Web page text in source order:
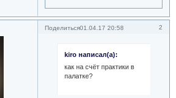
Поделиться 2
01.04.17 20:58
kiro написал(а):
как на счёт практики в
палатке?